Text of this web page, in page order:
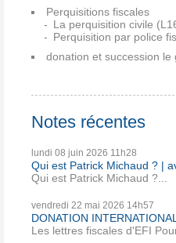
Perquisitions fiscales
La perquisition civile
Perquisition par police
donation et succession le
Notes récentes
lundi 08 juin 2026 11h28
Qui est Patrick Michaud ? |
Qui est Patrick Michaud ?...
vendredi 22 mai 2026 14h57
DONATION
Les lettres fiscales d'EFI